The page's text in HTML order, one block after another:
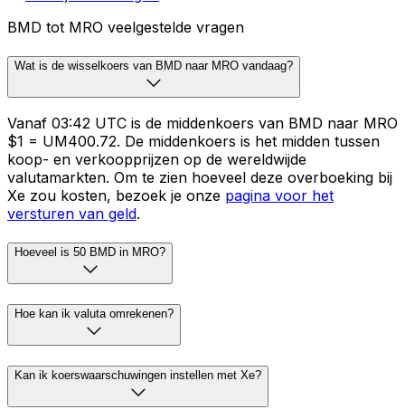
BMD tot MRO veelgestelde vragen
Wat is de wisselkoers van BMD naar MRO vandaag?
Vanaf 03:42 UTC is de middenkoers van BMD naar MRO
$1 = UM400.72. De middenkoers is het midden tussen
koop- en verkoopprijzen op de wereldwijde
valutamarkten. Om te zien hoeveel deze overboeking bij
Xe zou kosten, bezoek je onze pagina voor het
versturen van geld.
Hoeveel is 50 BMD in MRO?
Hoe kan ik valuta omrekenen?
Kan ik koerswaarschuwingen instellen met Xe?